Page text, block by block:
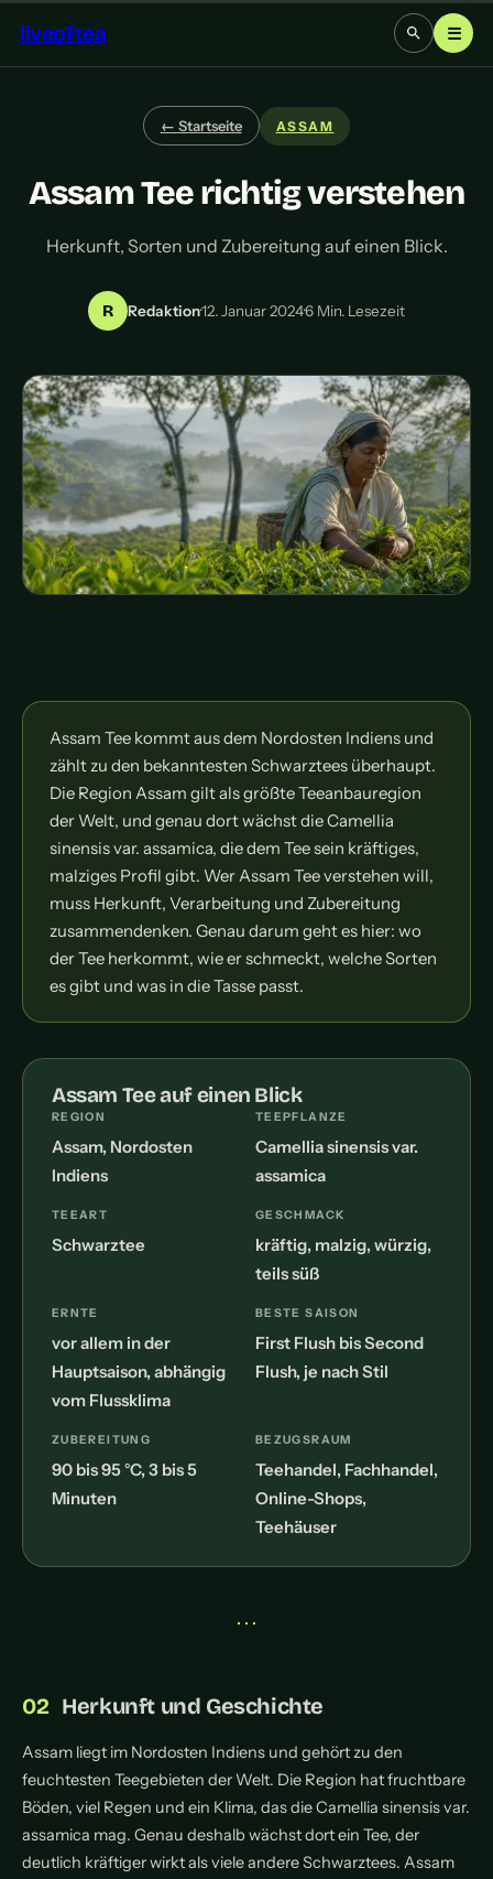
liveoftea ☰
← Startseite ASSAM
Assam Tee richtig verstehen
Herkunft, Sorten und Zubereitung auf einen Blick.
R Redaktion·12. Januar 2024·6 Min. Lesezeit
Assam Tee kommt aus dem Nordosten Indiens und
zählt zu den bekanntesten Schwarztees überhaupt.
Die Region Assam gilt als größte Teeanbauregion
der Welt, und genau dort wächst die Camellia
sinensis var. assamica, die dem Tee sein kräftiges,
malziges Profil gibt. Wer Assam Tee verstehen will,
muss Herkunft, Verarbeitung und Zubereitung
zusammendenken. Genau darum geht es hier: wo
der Tee herkommt, wie er schmeckt, welche Sorten
es gibt und was in die Tasse passt.
Assam Tee auf einen Blick
REGION
Assam, Nordosten
Indiens
TEEPFLANZE
Camellia sinensis var.
assamica
TEEART
Schwarztee
GESCHMACK
kräftig, malzig, würzig,
teils süß
ERNTE
vor allem in der
Hauptsaison, abhängig
vom Flussklima
BESTE SAISON
First Flush bis Second
Flush, je nach Stil
ZUBEREITUNG
90 bis 95 °C, 3 bis 5
Minuten
BEZUGSRAUM
Teehandel, Fachhandel,
Online-Shops,
Teehäuser
• • •
Herkunft und Geschichte
Assam liegt im Nordosten Indiens und gehört zu den
feuchtesten Teegebieten der Welt. Die Region hat fruchtbare
Böden, viel Regen und ein Klima, das die Camellia sinensis var.
assamica mag. Genau deshalb wächst dort ein Tee, der
deutlich kräftiger wirkt als viele andere Schwarztees. Assam